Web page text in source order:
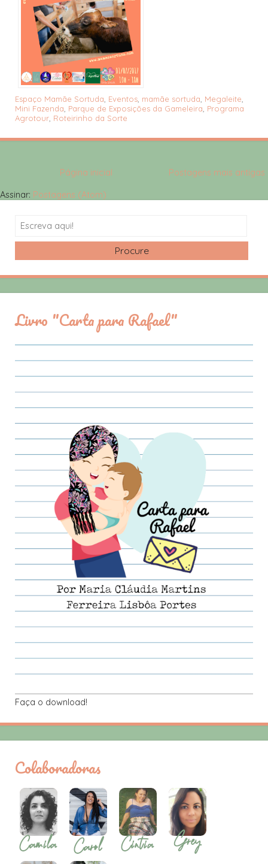
Espaço Mamãe Sortuda Eventos mamãe sortuda Megaleite
Mini Fazenda Parque de Exposições da Gameleira Programa
Agrotour Roteirinho da Sorte
Postagens mais antigas
Página inicial
Assinar: Postagens (Atom)
Search
Livro "Carta para Rafael"
Faça o download!
Colaboradoras